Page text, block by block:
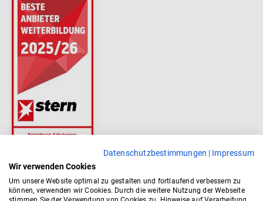
Datenschutzbestimmungen | Impressum
Wir verwenden Cookies
Um unsere Website optimal zu gestalten und fortlaufend verbessern zu
können, verwenden wir Cookies. Durch die weitere Nutzung der Webseite